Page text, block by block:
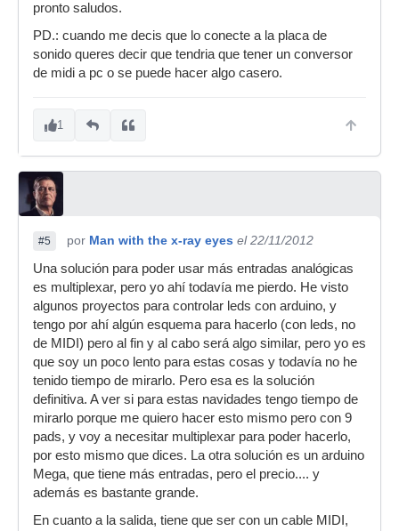
pronto saludos.
PD.: cuando me decis que lo conecte a la placa de
sonido queres decir que tendria que tener un conversor
de midi a pc o se puede hacer algo casero.
1
#5 por Man with the x-ray eyes el 22/11/2012
Una solución para poder usar más entradas analógicas
es multiplexar, pero yo ahí todavía me pierdo. He visto
algunos proyectos para controlar leds con arduino, y
tengo por ahí algún esquema para hacerlo (con leds, no
de MIDI) pero al fin y al cabo será algo similar, pero yo es
que soy un poco lento para estas cosas y todavía no he
tenido tiempo de mirarlo. Pero esa es la solución
definitiva. A ver si para estas navidades tengo tiempo de
mirarlo porque me quiero hacer esto mismo pero con 9
pads, y voy a necesitar multiplexar para poder hacerlo,
por esto mismo que dices. La otra solución es un arduino
Mega, que tiene más entradas, pero el precio.... y
además es bastante grande.
En cuanto a la salida, tiene que ser con un cable MIDI,